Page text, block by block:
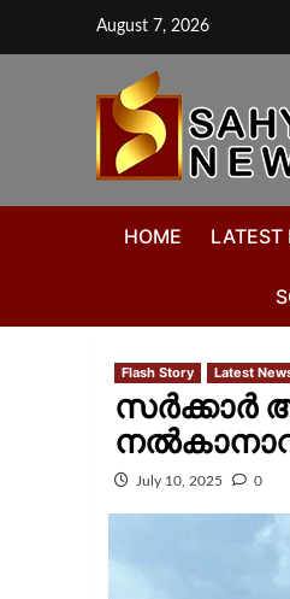
August 7, 2026
HOME LATEST
Flash Story Latest
സര്‍ക്കാര്‍
July 10, 2025 0